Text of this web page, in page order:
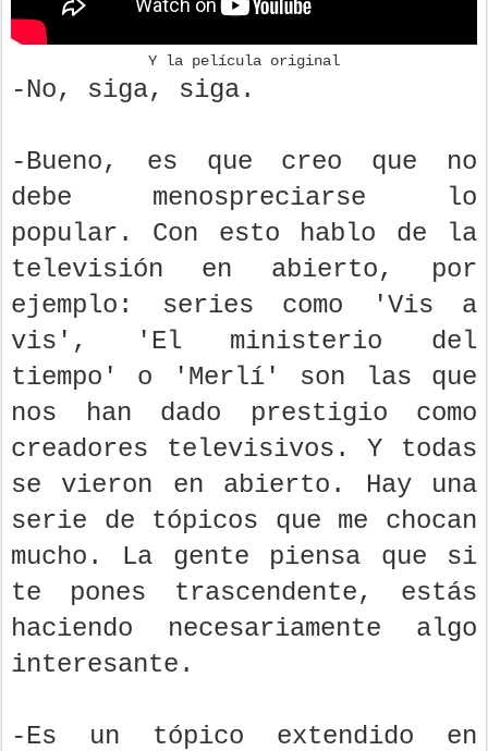
Y la película original
-No, siga, siga.
-Bueno, es que creo que no
debe menospreciarse lo
popular. Con esto hablo de la
televisión en abierto, por
ejemplo: series como 'Vis a
vis', 'El ministerio del
tiempo' o 'Merlí' son las que
nos han dado prestigio como
creadores televisivos. Y todas
se vieron en abierto. Hay una
serie de tópicos que me chocan
mucho. La gente piensa que si
te pones trascendente, estás
haciendo necesariamente algo
interesante.
-Es un tópico extendido en